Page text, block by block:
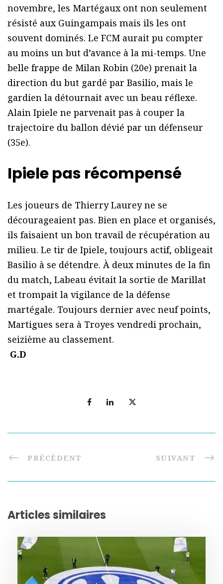
novembre, les Martégaux ont non seulement
résisté aux Guingampais mais ils les ont
souvent dominés. Le FCM aurait pu compter
au moins un but d’avance à la mi-temps. Une
belle frappe de Milan Robin (20e) prenait la
direction du but gardé par Basilio, mais le
gardien la détournait avec un beau réflexe.
Alain Ipiele ne parvenait pas à couper la
trajectoire du ballon dévié par un défenseur
(35e).
Ipiele pas récompensé
Les joueurs de Thierry Laurey ne se
décourageaient pas. Bien en place et organisés,
ils faisaient un bon travail de récupération au
milieu. Le tir de Ipiele, toujours actif, obligeait
Basilio à se détendre. À deux minutes de la fin
du match, Labeau évitait la sortie de Marillat
et trompait la vigilance de la défense
martégale. Toujours dernier avec neuf points,
Martigues sera à Troyes vendredi prochain,
seizième au classement.
G.D
PRÉCÉDENT SUIVANT
Articles similaires